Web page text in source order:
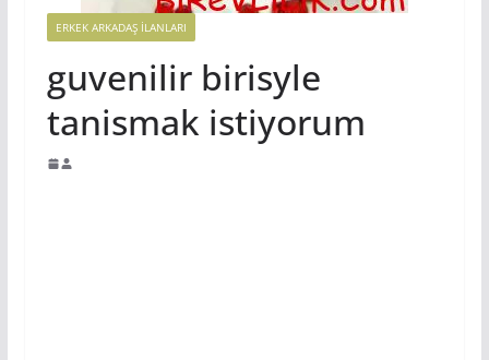
ERKEK ARKADAŞ ILANLARI
guvenilir birisyle
tanismak istiyorum